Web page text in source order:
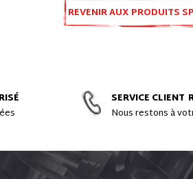
REVENIR AUX PRODUITS
SERVICE CLIENT
Nous restons à